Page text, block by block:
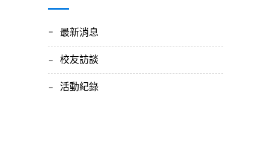
最新消息
校友訪談
活動紀錄